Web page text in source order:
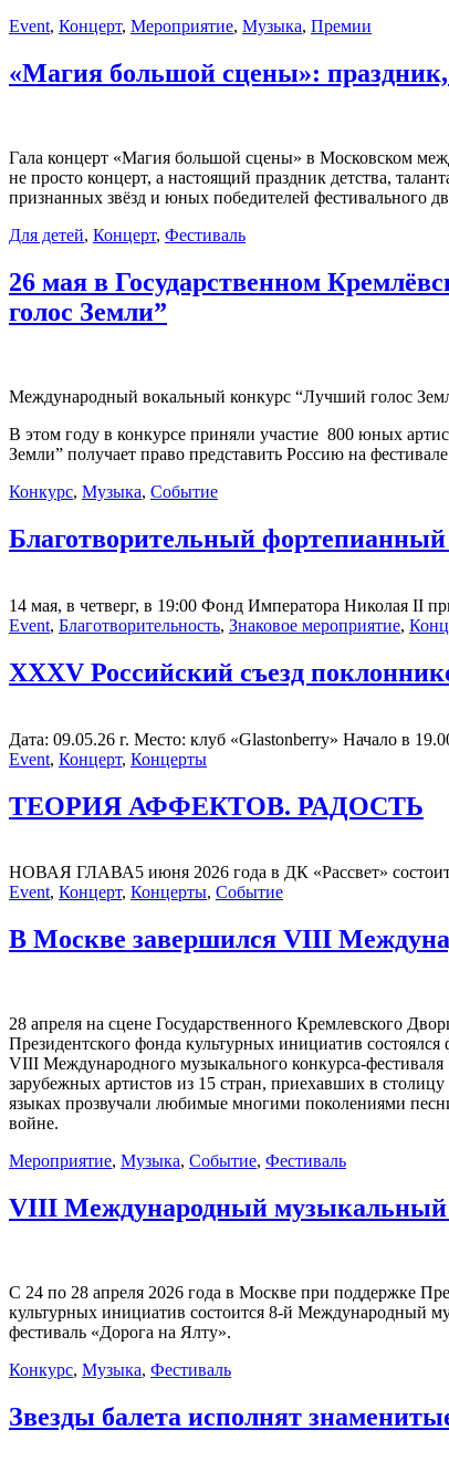
Event, Концерт, Мероприятие, Музыка, Премии
«Магия большой сцены»: праздник,
Гала концерт «Магия большой сцены» в Московском
не просто концерт, а настоящий праздник детства,
признанных звёзд и юных победителей фестивального
Для детей, Концерт, Фестиваль
26 мая в Государственном
голос Земли”
Международный вокальный конкурс “Лучший голос
В этом году в конкурсе приняли участие 800 юных
Земли” получает право представить Россию на
Конкурс, Музыка, Событие
Благотворительный
14 мая, в четверг, в 19:00 Фонд Императора Николая II
Event, Благотворительность, Знаковое мероприятие,
XXXV Российский съезд
Дата: 09.05.26 г. Место: клуб «Glastonberry» Начало в
Event, Концерт, Концерты
ТЕОРИЯ АФФЕКТОВ. РАДОСТЬ
НОВАЯ ГЛАВА5 июня 2026 года в ДК «Рассвет»
Event, Концерт, Концерты, Событие
В Москве завершился VIII
28 апреля на сцене Государственного Кремлевского
Президентского фонда культурных инициатив
VIII Международного музыкального конкурса-
зарубежных артистов из 15 стран, приехавших в
языках прозвучали любимые многими поколениями
войне.
Мероприятие, Музыка, Событие, Фестиваль
VIII Международный
С 24 по 28 апреля 2026 года в Москве при поддержке
культурных инициатив состоится 8-й Международный
фестиваль «Дорога на Ялту».
Конкурс, Музыка, Фестиваль
Звезды балета исполнят